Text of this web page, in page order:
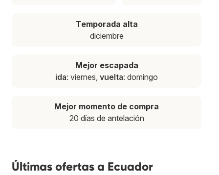
Temporada alta
diciembre
Mejor escapada
ida: viernes, vuelta: domingo
Mejor momento de compra
20 días de antelación
Últimas ofertas a Ecuador